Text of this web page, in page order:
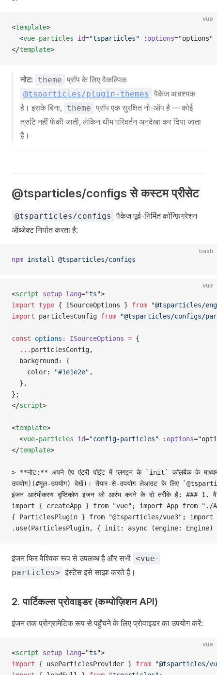
vue
<template>
  <
vue-particles id="tsparticles" : options="options"
</template>
नोट: theme प्रॉप के लिए वैकल्पिक
@tsparticles/plugin-themes
पैकेज आवश्यक
है। इसके बिना,
theme प्रॉप एक सुरक्षित नो-ऑप है — कोई
त्रुटि नहीं फेंकी जाती, लेकिन थीम परिवर्तन अनदेखा कर दिया जाता
है।
@tsparticles/configs से कस्टम प्रीसेट
@tsparticles/configs पैकेज पूर्व-निर्मित कॉन्फ़िगरेशन
ऑब्जेक्ट निर्यात करता है:
bash
npm install @tsparticles/configs
vue
<script setup lang="ts">
import type { ISourceOptions } from "@tsparticles/
import particlesConfig from "@tsparticles/configs/
const options : ISourceOptions = {
  ...
particlesConfig,
  background: {
    color:
"#1e1e2e" ,
  },
};
</script>
<template>
  <
vue-particles id="config-particles" : options="
</template>
> **नोट:** अपने ऐप एंट्री पॉइंट में प्लगइन के `init` कॉलबैक के
उपयोग](#मूल-उपयोग) देखें)। तैयार-से-उपयोग लेआउट के लिए
इंजन आरंभीकरण दृष्टिकोण इंजन को आरंभ करने के दो तरीके हैं: ###
import { createApp } from "vue"; import App from
{ ParticlesPlugin } from "@tsparticles/vue3";
.use(ParticlesPlugin, { init: async (engine:
इंजन फिर वैश्विक रूप से उपलब्ध है और सभी <vue-
particles> इंस्टेंस इसे साझा करते हैं।
2. पार्टिकल्स प्रोवाइडर (कम्पोज़िशन API)
इंजन तक प्रोग्रामेटिक रूप से पहुँचने के लिए प्रोवाइडर का उपयोग करें:
vue
<script setup lang="ts">
import { useParticlesProvider } from "@tsparticles/